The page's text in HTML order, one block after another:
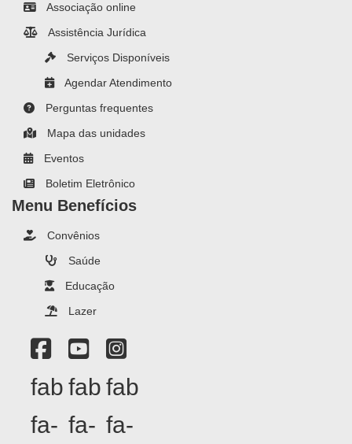
Associação online
Assistência Jurídica
Serviços Disponíveis
Agendar Atendimento
Perguntas frequentes
Mapa das unidades
Eventos
Boletim Eletrônico
Menu Benefícios
Convênios
Saúde
Educação
Lazer
fab
fa-
fab
fa-
fab
fa-